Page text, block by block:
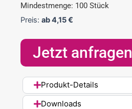
Mindestmenge: 100 Stück
Preis: ab4,15€
Jetzt anfragen
Produkt-Details
Downloads